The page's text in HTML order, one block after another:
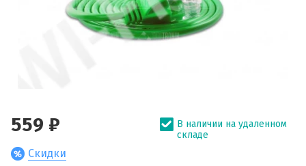
559 ₽
Скидки
В наличии на удаленном
складе